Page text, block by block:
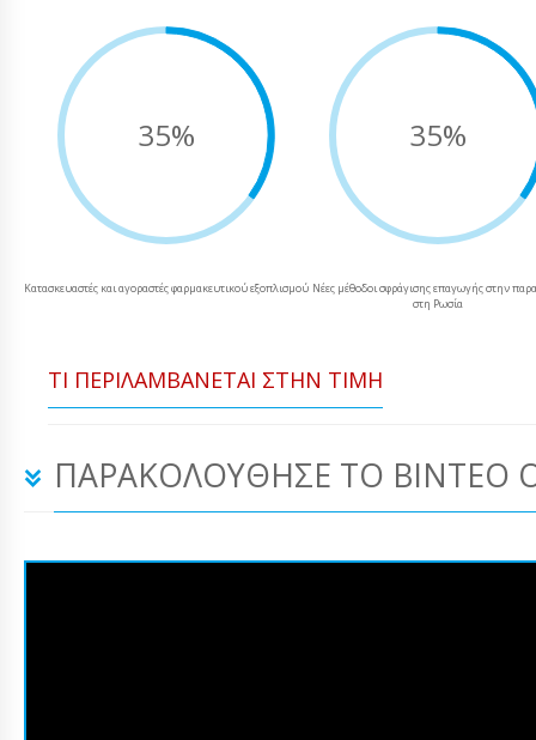
35%
Κατασκευαστές και αγοραστές φαρμακευτικού εξοπλισμού
35%
Νέες μέθοδοι σφράγισης επαγωγής στην
στη Ρωσία
ΤΙ ΠΕΡΙΛΑΜΒΆΝΕΤΑΙ ΣΤΗΝ ΤΙΜΉ
ΠΑΡΑΚΟΛΟΎΘΗΣΕ ΤΟ ΒΊΝΤΕΟ